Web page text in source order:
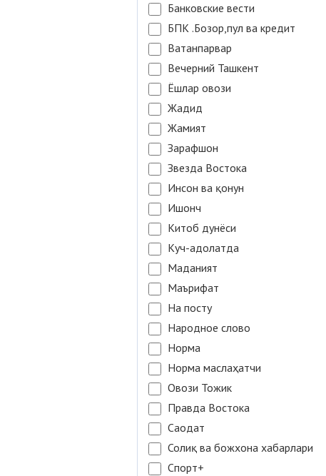
Банковские вести
БПК .Бозор,пул ва кредит
Ватанпарвар
Вечерний Ташкент
Ёшлар овози
Жадид
Жамият
Зарафшон
Звезда Востока
Инсон ва қонун
Ишонч
Китоб дунёси
Куч-адолатда
Маданият
Маърифат
На посту
Народное слово
Норма
Норма маслаҳатчи
Овози Тожик
Правда Востока
Саодат
Солиқ ва божхона хабарлари
Спорт+